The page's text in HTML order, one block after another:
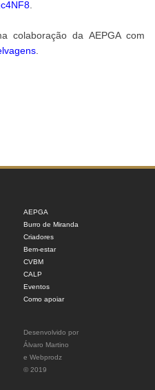
colaboração da AEPGA com
AEPGA
Burro de Miranda
Criadores
Bem-estar
CVBM
CALP
Eventos
Como apoiar
Desenvolvido por
Álvaro Martino
e Webprodz
© 2019